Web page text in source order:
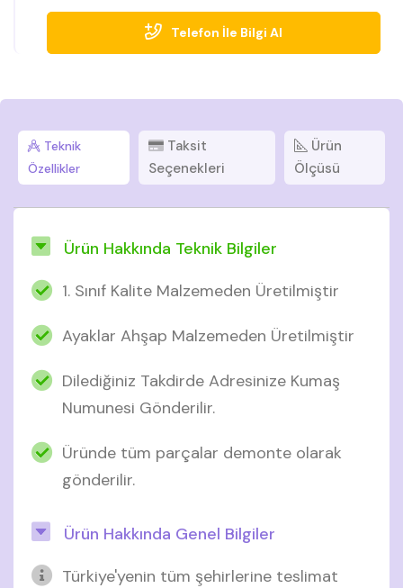
Telefon İle Bilgi Al
Teknik
Özellikler
Taksit
Seçenekleri
Ürün
Ölçüsü
Ürün Hakkında Teknik Bilgiler
1. Sınıf Kalite Malzemeden Üretilmiştir
Ayaklar Ahşap Malzemeden Üretilmiştir
Dilediğiniz Takdirde Adresinize Kumaş
Numunesi Gönderilir.
Üründe tüm parçalar demonte olarak
gönderilir.
Ürün Hakkında Genel Bilgiler
Türkiye'yenin tüm şehirlerine teslimat